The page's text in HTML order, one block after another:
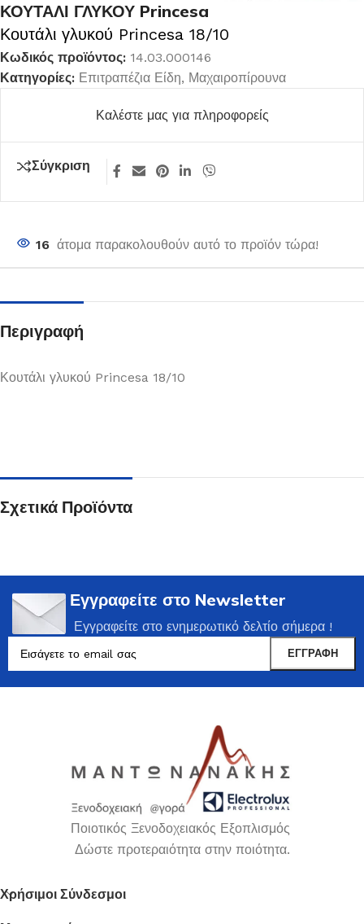
ΚΟΥΤΑΛΙ ΓΛΥΚΟΥ Princesa
Κουτάλι γλυκού Princesa 18/10
Κωδικός προϊόντος: 14.03.000146
Κατηγορίες: Επιτραπέζια Είδη, Μαχαιροπίρουνα
Καλέστε μας για πληροφορείς
Σύγκριση
16 άτομα παρακολουθούν αυτό το προϊόν τώρα!
Περιγραφή
Κουτάλι γλυκού Princesa 18/10
Σχετικά Προϊόντα
Εγγραφείτε στο Newsletter
Εγγραφείτε στο ενημερωτικό δελτίο σήμερα !
Ποιοτικός Ξενοδοχειακός Εξοπλισμός
Δώστε προτεραιότητα στην ποιότητα.
Χρήσιμοι Σύνδεσμοι